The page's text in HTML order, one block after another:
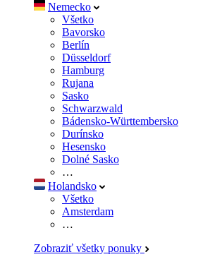
Nemecko
Všetko
Bavorsko
Berlín
Düsseldorf
Hamburg
Rujana
Sasko
Schwarzwald
Bádensko-Württembersko
Durínsko
Hesensko
Dolné Sasko
…
Holandsko
Všetko
Amsterdam
…
Zobraziť všetky ponuky